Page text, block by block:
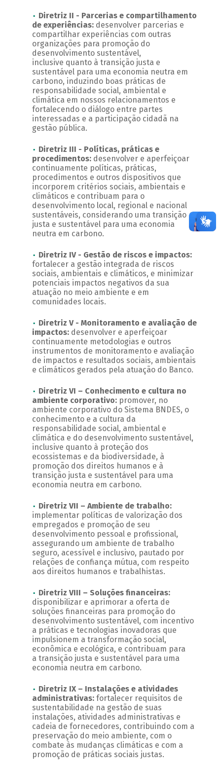
Diretriz II - Parcerias e compartilhamento
de experiências: desenvolver parcerias e
compartilhar experiências com outras
organizações para promoção do
desenvolvimento sustentável,
inclusive quanto à transição justa e
sustentável para uma economia neutra em
carbono, induzindo boas práticas de
responsabilidade social, ambiental e
climática em nossos relacionamentos e
fortalecendo o diálogo entre partes
interessadas e a participação cidadã na
gestão pública.
Diretriz III - Políticas, práticas e
procedimentos:desenvolver e aperfeiçoar
continuamente políticas, práticas,
procedimentos e outros dispositivos que
incorporem critérios sociais, ambientais e
climáticos e contribuam para o
desenvolvimento local, regional e nacional
sustentáveis, considerando uma transição
justa e sustentável para uma economia
neutra em carbono.
Diretriz IV - Gestão de riscos e impactos:
fortalecer a gestão integrada de riscos
sociais, ambientais e climáticos, e minimizar
potenciais impactos negativos da sua
atuação no meio ambiente e em
comunidades locais.
Diretriz V - Monitoramento e avaliação de
impactos: desenvolver e aperfeiçoar
continuamente metodologias e outros
instrumentos de monitoramento e avaliação
de impactos e resultados sociais, ambientais
e climáticos gerados pela atuação do Banco.
Diretriz VI – Conhecimento e cultura no
ambiente corporativo: promover, no
ambiente corporativo do Sistema BNDES, o
conhecimento e a cultura da
responsabilidade social, ambiental e
climática e do desenvolvimento sustentável,
inclusive quanto à proteção dos
ecossistemas e da biodiversidade, à
promoção dos direitos humanos e à
transição justa e sustentável para uma
economia neutra em carbono.
Diretriz VII – Ambiente de trabalho:
implementar políticas de valorização dos
empregados e promoção de seu
desenvolvimento pessoal e profissional,
assegurando um ambiente de trabalho
seguro, acessível e inclusivo, pautado por
relações de confiança mútua, com respeito
aos direitos humanos e trabalhistas.
Diretriz VIII – Soluções financeiras:
disponibilizar e aprimorar a oferta de
soluções financeiras para promoção do
desenvolvimento sustentável, com incentivo
a práticas e tecnologias inovadoras que
impulsionem a transformação social,
econômica e ecológica, e contribuam para
a transição justa e sustentável para uma
economia neutra em carbono.
Diretriz IX – Instalações e atividades
administrativas:fortalecer requisitos de
sustentabilidade na gestão de suas
instalações, atividades administrativas e
cadeia de fornecedores, contribuindo com a
preservação do meio ambiente, com o
combate às mudanças climáticas e com a
promoção de práticas sociais justas.